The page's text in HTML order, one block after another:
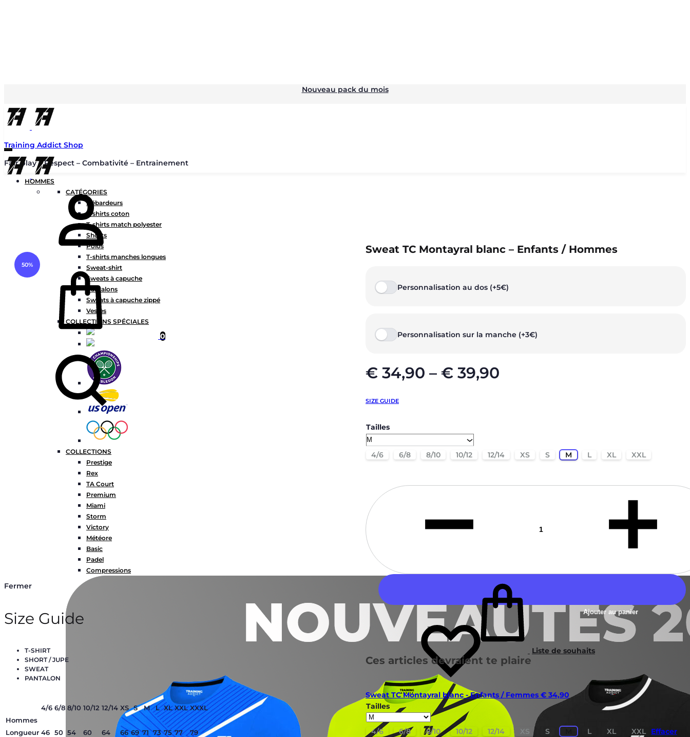
Nouveau pack du mois
Training Addict Shop
Fair play – Respect – Combativité – Entrainement
HOMMES
CATÉGORIES
Débardeurs
T-shirts coton
T-shirts match polyester
Shorts
Polos
T-shirts manches longues
Sweat-shirt
Sweats à capuche
Pantalons
Sweats à capuche zippé
Vestes
COLLECTIONS SPÉCIALES
COLLECTIONS
Prestige
Rex
TA Court
Premium
Miami
Storm
Victory
Météore
Basic
Padel
Compressions
0
50%
Sweat TC Montayral blanc – Enfants / Hommes
Personnalisation au dos (+5€)
Personnalisation sur la manche (+3€)
€ 34,90 – € 39,90
SIZE GUIDE
Tailles
4/6 6/8 8/10 10/12 12/14 XS S M L XL XXL
Quantité
Ajouter au panier
Liste de souhaits
Ces articles devraient te plaire
Sweat TC Montayral blanc - Enfants / Femmes € 34,90
Tailles
4/6 6/8 8/10 10/12 12/14 XS S L XL XXL Effacer
Fermer
Size Guide
T-SHIRT
SHORT / JUPE
SWEAT
PANTALON
4/6 6/8 8/10 10/12 12/14 XS S M L XL XXL XXXL
Hommes
Longueur 46 50 54 60 64 66 69 71 73 75 77
79